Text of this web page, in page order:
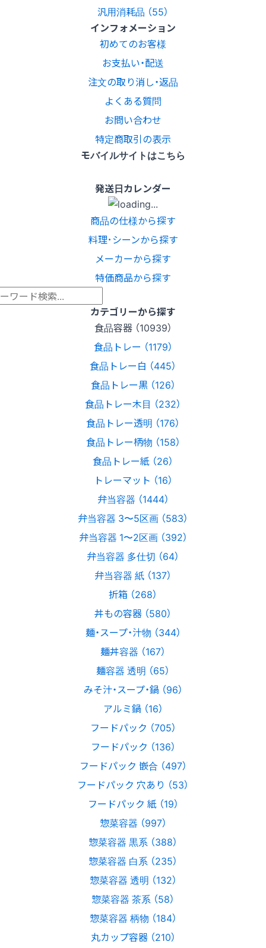
汎用消耗品 （55）
インフォメーション
初めてのお客様
お支払い・配送
注文の取り消し・返品
よくある質問
お問い合わせ
特定商取引の表示
モバイルサイトはこちら
発送日カレンダー
商品の仕様から探す
料理･シーンから探す
メーカーから探す
特価商品から探す
カテゴリーから探す
食品容器 （10939）
食品トレー （1179）
食品トレー白 （445）
食品トレー黒 （126）
食品トレー木目 （232）
食品トレー透明 （176）
食品トレー柄物 （158）
食品トレー紙 （26）
トレーマット （16）
弁当容器 （1444）
弁当容器 3〜5区画 （583）
弁当容器 1〜2区画 （392）
弁当容器 多仕切 （64）
弁当容器 紙 （137）
折箱 （268）
丼もの容器 （580）
麺・スープ・汁物 （344）
麺丼容器 （167）
麺容器 透明 （65）
みそ汁・スープ・鍋 （96）
アルミ鍋 （16）
フードパック （705）
フードパック （136）
フードパック 嵌合 （497）
フードパック 穴あり （53）
フードパック 紙 （19）
惣菜容器 （997）
惣菜容器 黒系 （388）
惣菜容器 白系 （235）
惣菜容器 透明 （132）
惣菜容器 茶系 （58）
惣菜容器 柄物 （184）
丸カップ容器 （210）